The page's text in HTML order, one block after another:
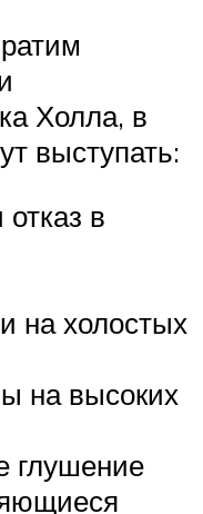
Холла, в
выступать:
в
на холостых
на высоких
глушение